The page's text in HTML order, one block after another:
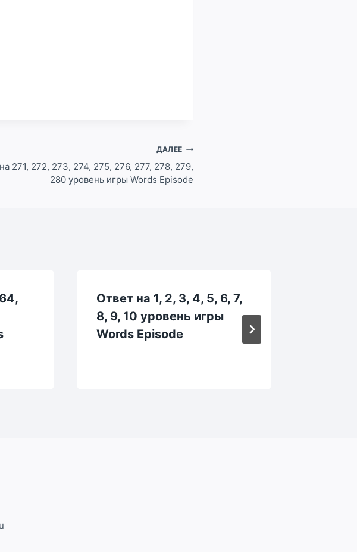
ДАЛЕЕ
271, 272, 273, 274, 275, 276, 277, 278, 279,
280 уровень игры Words Episode
Ответ на 1, 2, 3, 4, 5, 6, 7,
8, 9, 10 уровень игры
Words Episode